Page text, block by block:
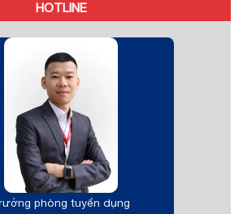
HOTLINE
phòng tuyển dụng